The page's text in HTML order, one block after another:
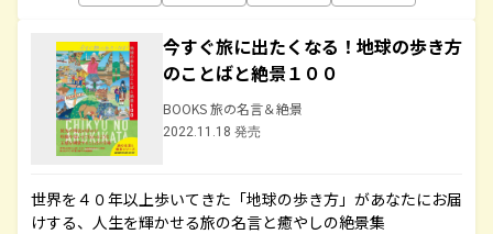
今すぐ旅に出たくなる！地球の歩き方
のことばと絶景１００
BOOKS 旅の名言＆絶景
2022.11.18 発売
世界を４０年以上歩いてきた「地球の歩き方」があなたにお届
けする、人生を輝かせる旅の名言と癒やしの絶景集